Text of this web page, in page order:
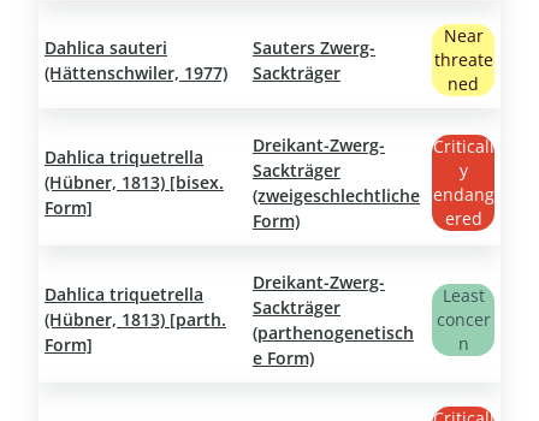
Dahlica sauteri
(Hättenschwiler, 1977)
Sauters Zwerg-
Sackträger
Near
threate
ned
Dahlica triquetrella
(Hübner, 1813) [bisex.
Form]
Dreikant-Zwerg-
Sackträger
(zweigeschlechtliche
Form)
Criticall
y
endang
ered
Dahlica triquetrella
(Hübner, 1813) [parth.
Form]
Dreikant-Zwerg-
Sackträger
(parthenogenetisch
e Form)
Least
concer
n